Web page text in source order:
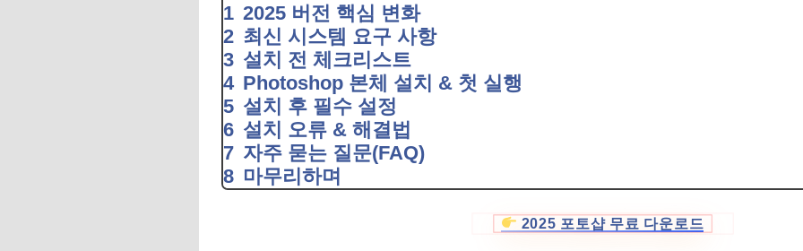
2025 버전 핵심 변화
최신 시스템 요구 사항
설치 전 체크리스트
Photoshop 본체 설치 & 첫 실행
설치 후 필수 설정
설치 오류 & 해결법
자주 묻는 질문(FAQ)
마무리하며
2025 포토샵 무료 다운로드